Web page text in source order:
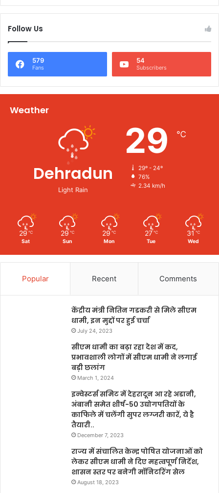
Follow Us
579
Fans
54
Subscribers
Weather
Dehradun
Light Rain
29 ℃
29º - 24º
76%
2.34 km/h
29 ℃
Sat
29 ℃
Sun
29 ℃
Mon
27 ℃
Tue
31 ℃
Wed
Popular Recent Comments
केंद्रीय मंत्री नितिन गडकरी से मिले सीएम
धामी, इन मुद्दों पर हुई चर्चा
July 24, 2023
सीएम धामी का बढ़ा रहा देश में कद,
प्रभावशाली लोगों में सीएम धामी ने लगाई
बड़ी छलांग
March 1, 2024
इन्वेस्टर्स समिट में देहरादून आ रहे अडानी,
अंबानी समेत शीर्ष-50 उद्योगपतियों के
काफिले में चलेंगी सुपर लग्जरी कारें, ये है
तैयारी..
December 7, 2023
राज्य में संचालित केन्द्र पोषित योजनाओं को
लेकर सीएम धामी ने दिए महत्वपूर्ण निर्देश,
शासन स्तर पर बनेगी मॉनिटरिंग सेल
August 18, 2023